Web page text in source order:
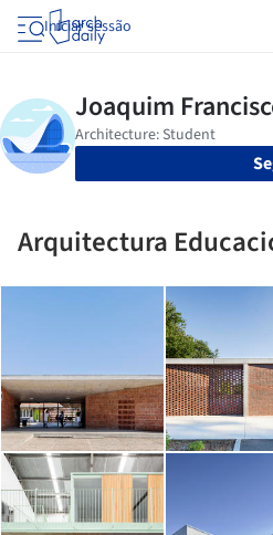
Iniciar sessão
Arquitectura